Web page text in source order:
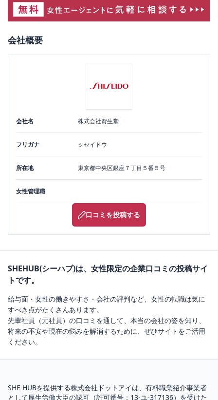
会社概要
会社名 株式会社資生堂
フリガナ シセイドウ
所在地 東京都中央区銀座７丁目５番５号
女性管理職
口コミを投稿する
SHEHUB(シーハブ)は、女性限定の企業口コミの投稿サイ
トです。
給与面・女性の働きやすさ・会社の評判など、女性の転職は気に
すべき点がたくさんあります。
先輩社員（元社員）の口コミを通して、本当の会社の姿を知り、
将来の不安や現在の悩みを解消するために、ぜひサイトをご活用
ください。
SHE HUBを提供する株式会社ドットアイは、 有料職業紹介事業者
として厚生労働大臣の認可（許可番号：13-ユ-317136）を受けた